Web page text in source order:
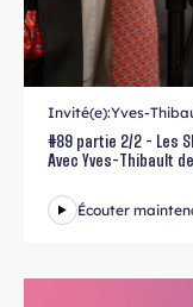
Invité(e):Yves-
#89 partie 2/2 - Les
Avec Yves-Thibault de
Écouter